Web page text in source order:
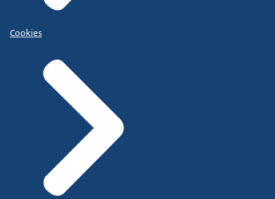
Cookies